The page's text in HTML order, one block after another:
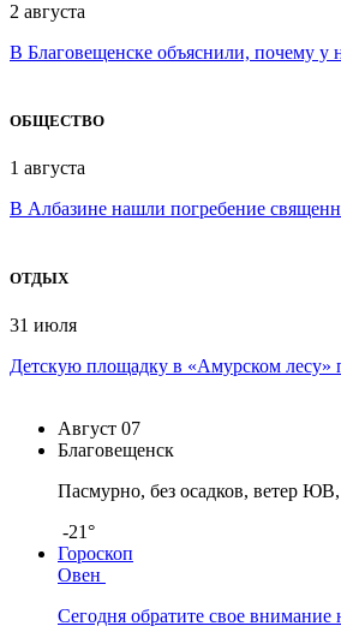
2 августа
В Благовещенске объяснили, почему у
ОБЩЕСТВО
1 августа
В Албазине нашли погребение
ОТДЫХ
31 июля
Детскую площадку в «Амурском лесу»
Август 07
Благовещенск
Пасмурно, без осадков, ветер
-21°
Гороскоп
Овен
Сегодня обратите свое внимание